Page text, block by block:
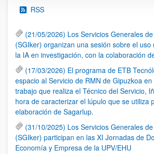
RSS
(21/05/2026) Los Servicios Generales
(SGIker) organizan una sesión sobre el uso
la IA en investigación, con la colaboración
(17/03/2026) El programa de ETB
espacio al Servicio de RMN de Gipuzkoa
trabajo que realiza el Técnico del Servicio,
hora de caracterizar el lúpulo que se utiliza
elaboración de Sagarlup.
(31/10/2025) Los Servicios Generales
(SGIker) participan en las XI Jornadas de
Economía y Empresa de la UPV/EHU